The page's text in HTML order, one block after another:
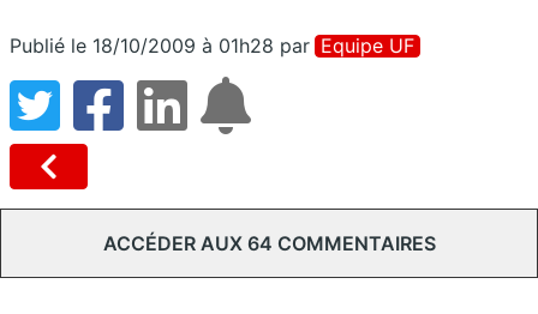
Publié le 18/10/2009 à 01h28 par Equipe UF
ACCÉDER AUX 64 COMMENTAIRES